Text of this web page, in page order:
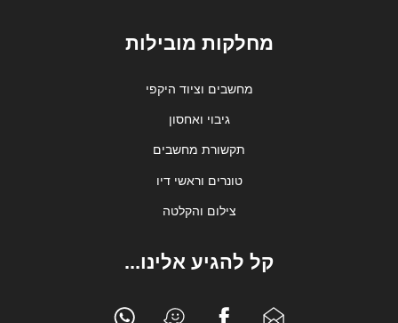
מחלקות מובילות
מחשבים וציוד היקפי
גיבוי ואחסון
תקשורת מחשבים
טונרים וראשי דיו
צילום והקלטה
קל להגיע אלינו...